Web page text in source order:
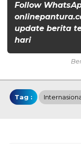
Follow
update berita
hari
Tag :